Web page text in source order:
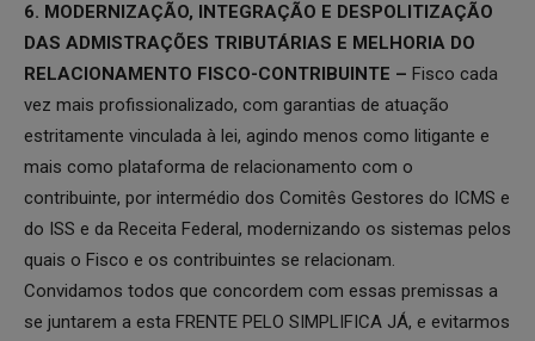
6. MODERNIZAÇÃO, INTEGRAÇÃO E DESPOLITIZAÇÃO
DAS ADMISTRAÇÕES TRIBUTÁRIAS E MELHORIA DO
RELACIONAMENTO FISCO-CONTRIBUINTE – Fisco cada
vez mais profissionalizado, com garantias de atuação
estritamente vinculada à lei, agindo menos como litigante e
mais como plataforma de relacionamento com o
contribuinte, por intermédio dos Comitês Gestores do ICMS e
do ISS e da Receita Federal, modernizando os sistemas pelos
quais o Fisco e os contribuintes se relacionam.
Convidamos todos que concordem com essas premissas a
se juntarem a esta FRENTE PELO SIMPLIFICA JÁ, e evitarmos